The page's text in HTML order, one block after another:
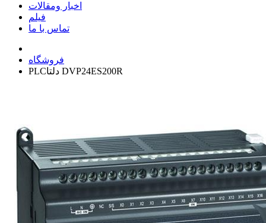
اخبار ومقالات
فیلم
تماس با ما
فروشگاه
PLCدلتا DVP24ES200R